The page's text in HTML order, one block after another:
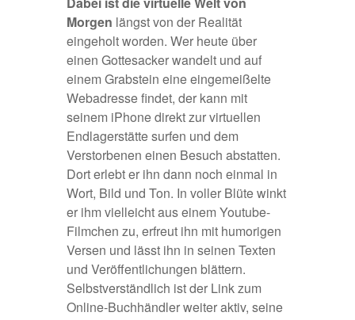
Morgen längst von der Realität
eingeholt worden. Wer heute über
einen Gottesacker wandelt und auf
einem Grabstein eine eingemeißelte
Webadresse findet, der kann mit
seinem iPhone direkt zur virtuellen
Endlagerstätte surfen und dem
Verstorbenen einen Besuch abstatten.
Dort erlebt er ihn dann noch einmal in
Wort, Bild und Ton. In voller Blüte winkt
er ihm vielleicht aus einem Youtube-
Filmchen zu, erfreut ihn mit humorigen
Versen und lässt ihn in seinen Texten
und Veröffentlichungen blättern.
Selbstverständlich ist der Link zum
Online-Buchhändler weiter aktiv, seine